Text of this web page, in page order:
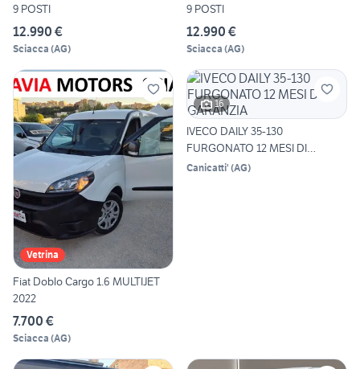
9 POSTI
12.990 €
Sciacca (AG)
9 POSTI
12.990 €
Sciacca (AG)
Vetrina
Fiat Doblo Cargo 1.6 MULTIJET
2022
7.700 €
Sciacca (AG)
16
IVECO DAILY 35-130
FURGONATO 12 MESI DI
GARANZIA
Canicatti' (AG)